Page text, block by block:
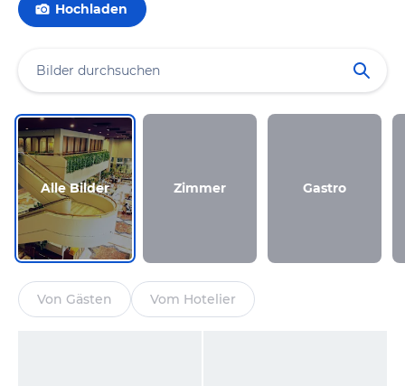
Hochladen
Alle Bilder Zimmer Gastro
Von Gästen Vom Hotelier